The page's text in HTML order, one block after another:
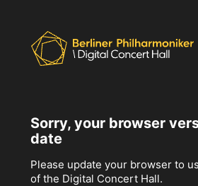
Sorry, your browser
date
Please update your browser to
of the Digital Concert Hall.